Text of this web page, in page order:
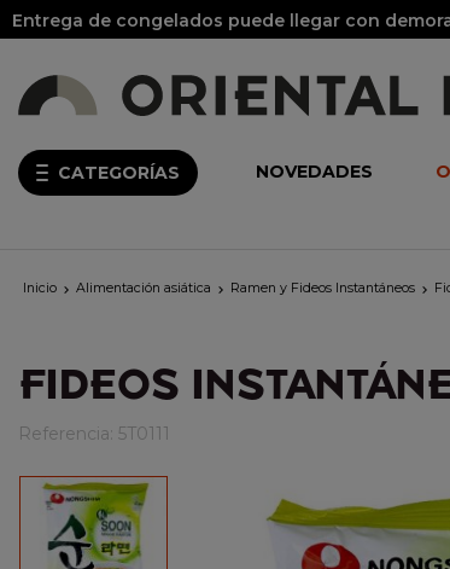
Entrega de congelados puede llegar con
CATEGORÍAS NOVEDADES
Inicio  Alimentación asiática  Ramen y Fideos Instantáneos 
FIDEOS
Referencia: 5T0111